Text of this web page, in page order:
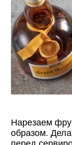
Нарезаем
образом.